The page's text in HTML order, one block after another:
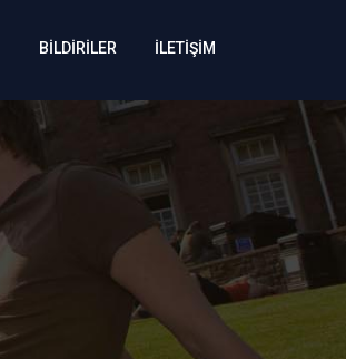
BİLDİRİLER İLETİŞİM